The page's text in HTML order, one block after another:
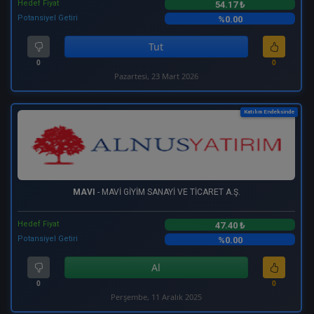
Hedef Fiyat 54.17 ₺
Potansiyel Getiri %0.00
0
Tut
0
Pazartesi, 23 Mart 2026
Katılım Endeksinde
MAVI - MAVİ GİYİM SANAYİ VE TİCARET A.Ş.
Hedef Fiyat 47.40 ₺
Potansiyel Getiri %0.00
0
Al
0
Perşembe, 11 Aralık 2025